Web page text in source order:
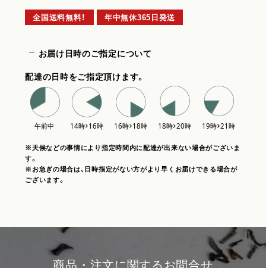
全国送料無料！ 年中無休365日発送
お届け日時のご指定について
配達の日時をご指定頂けます。
※天候などの事情により指定時間内に配達が出来ない場合がございま
す。
※お急ぎの場合は、日時指定がない方がより早くお届けできる場合が
ございます。
商品・注文に関するお問合せ